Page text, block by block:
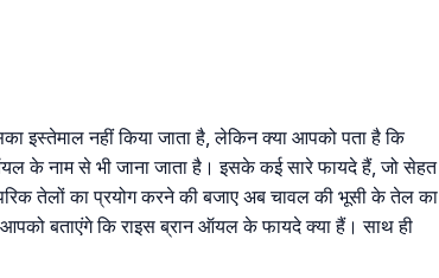
इस्तेमाल नहीं किया जाता है, लेकिन क्या आपको पता है कि
के नाम से भी जाना जाता है। इसके कई सारे फायदे हैं, जो सेहत
तेलों का प्रयोग करने की बजाए अब चावल की भूसी के तेल का
बताएंगे कि राइस ब्रान ऑयल के फायदे क्या हैं। साथ ही